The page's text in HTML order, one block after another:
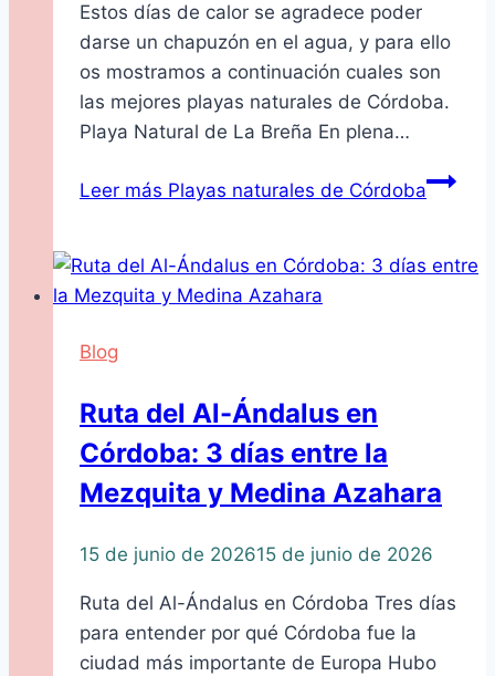
Estos días de calor se agradece poder
darse un chapuzón en el agua, y para ello
os mostramos a continuación cuales son
las mejores playas naturales de Córdoba.
Playa Natural de La Breña En plena…
Leer más Playas naturales de Córdoba
Blog
Ruta del Al-Ándalus en
Córdoba: 3 días entre la
Mezquita y Medina Azahara
15 de junio de 202615 de junio de 2026
Ruta del Al-Ándalus en Córdoba Tres días
para entender por qué Córdoba fue la
ciudad más importante de Europa Hubo